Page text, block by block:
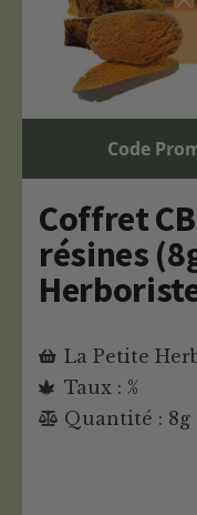
Code
Coffret
résines
La Petite
Taux : %
Quantité : 8g